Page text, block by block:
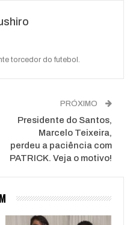
torcedor do futebol.
PRÓXIMO
Presidente do Santos,
Marcelo Teixeira,
perdeu a paciência com
PATRICK. Veja o motivo!